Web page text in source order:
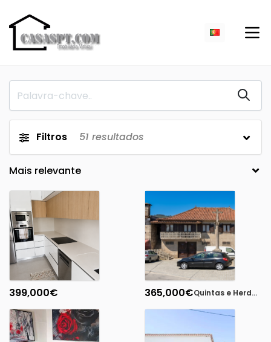
Filtros 51 resultados
399,000€ 365,000€ Quintas e Herdades